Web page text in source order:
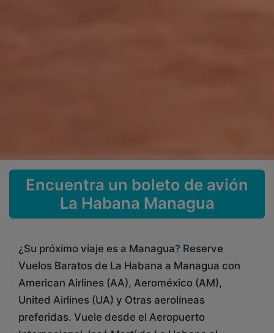
Encuentra un boleto de avión
La Habana Managua
¿Su próximo viaje es a Managua? Reserve
Vuelos Baratos de La Habana a Managua con
American Airlines (AA), Aeroméxico (AM),
United Airlines (UA) y Otras aerolíneas
preferidas. Vuele desde el Aeropuerto